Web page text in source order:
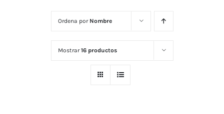
Ordena por Nombre
Mostrar16 productos